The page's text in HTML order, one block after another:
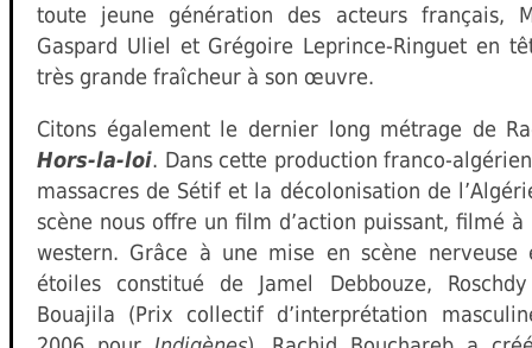
toute jeune génération des acteurs français,
Gaspard Uliel et Grégoire Leprince-Ringuet en
très grande fraîcheur à son œuvre.
Citons également le dernier long métrage de
Hors-la-loi. Dans cette production franco-
massacres de Sétif et la décolonisation de
scène nous offre un film d’action puissant, filmé à
western. Grâce à une mise en scène
étoiles constitué de Jamel Debbouze,
Bouajila (Prix collectif d’interprétation